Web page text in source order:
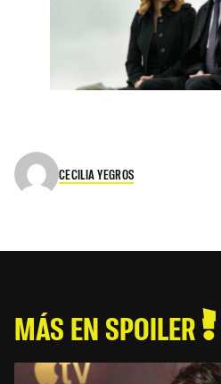
CECILIA YEGROS
MÁS EN SPOILER